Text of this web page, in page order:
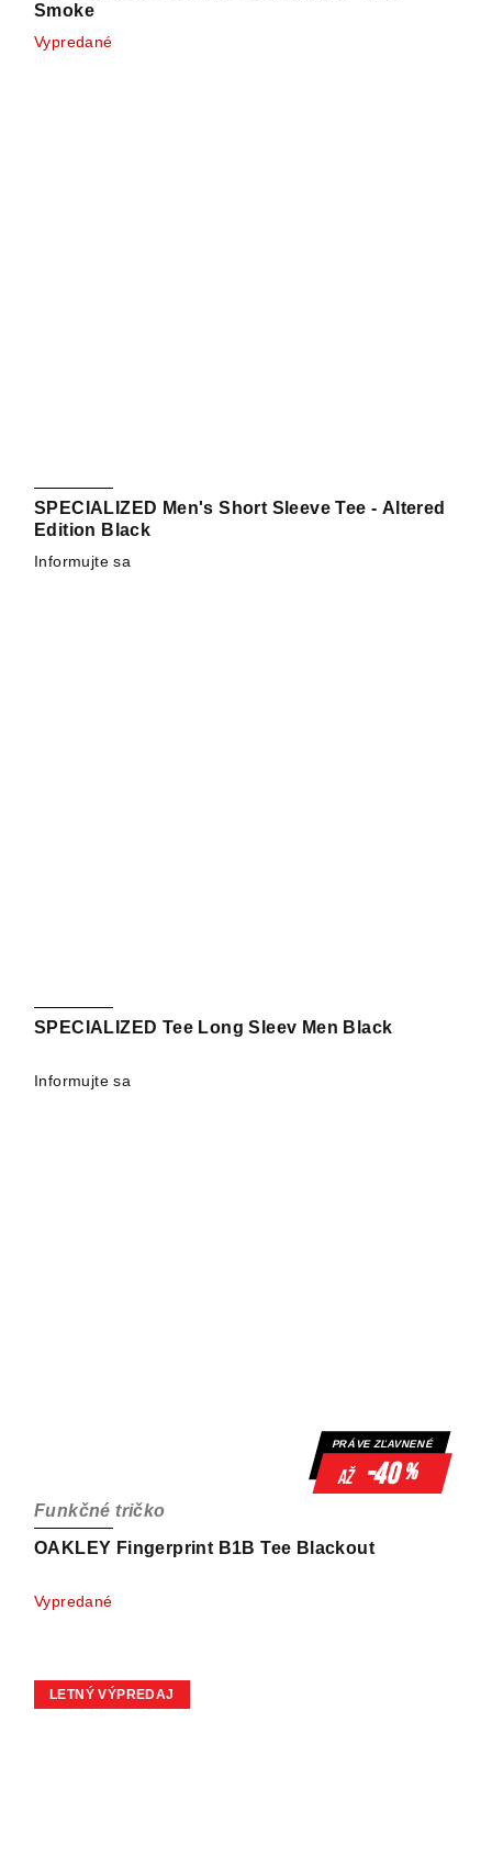
Smoke
Vypredané
SPECIALIZED Men's Short Sleeve Tee - Altered
Edition Black
Informujte sa
SPECIALIZED Tee Long Sleev Men Black
Informujte sa
PRÁVE ZĽAVNENÉ
až -40%
OAKLEY Fingerprint B1B Tee Blackout
Funkčné tričko
Vypredané
LETNÝ VÝPREDAJ